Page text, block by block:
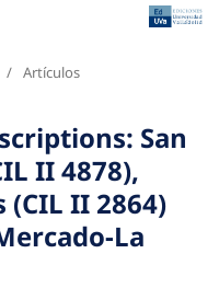
/ Artículos
San
II 4878),
II 2864)
La